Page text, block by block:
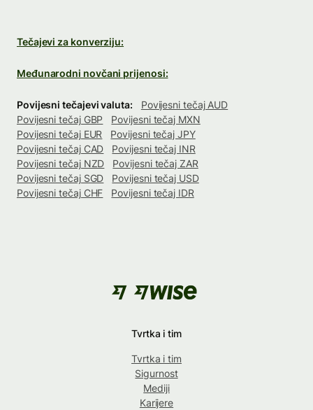
Tečajevi za konverziju:
Međunarodni novčani prijenosi:
Povijesni tečajevi valuta:
Povijesni tečaj AUD
Povijesni tečaj GBP
Povijesni tečaj MXN
Povijesni tečaj EUR
Povijesni tečaj JPY
Povijesni tečaj CAD
Povijesni tečaj INR
Povijesni tečaj NZD
Povijesni tečaj ZAR
Povijesni tečaj SGD
Povijesni tečaj USD
Povijesni tečaj CHF
Povijesni tečaj IDR
Tvrtka i tim
Tvrtka i tim
Sigurnost
Mediji
Karijere